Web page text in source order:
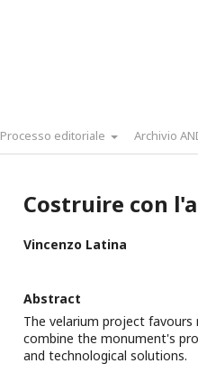
Processo editoriale Archivio
Costruire con
Vincenzo Latina
Abstract
The velarium project
combine the monument's
and technological solutions.